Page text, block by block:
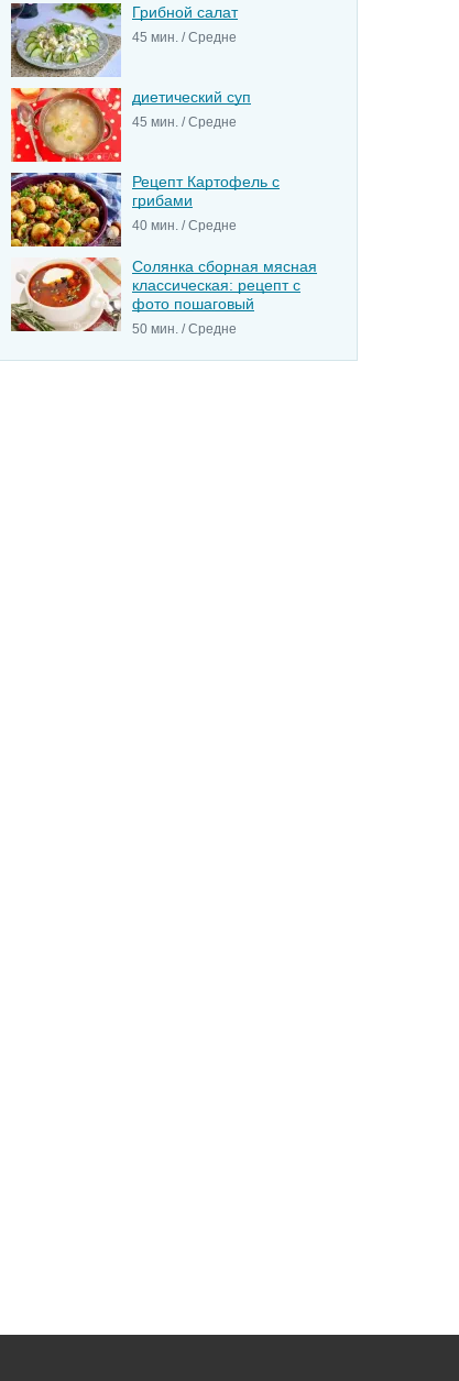
Грибной салат
45 мин. / Средне
диетический суп
45 мин. / Средне
Рецепт Картофель с
грибами
40 мин. / Средне
Солянка сборная мясная
классическая: рецепт с
фото пошаговый
50 мин. / Средне